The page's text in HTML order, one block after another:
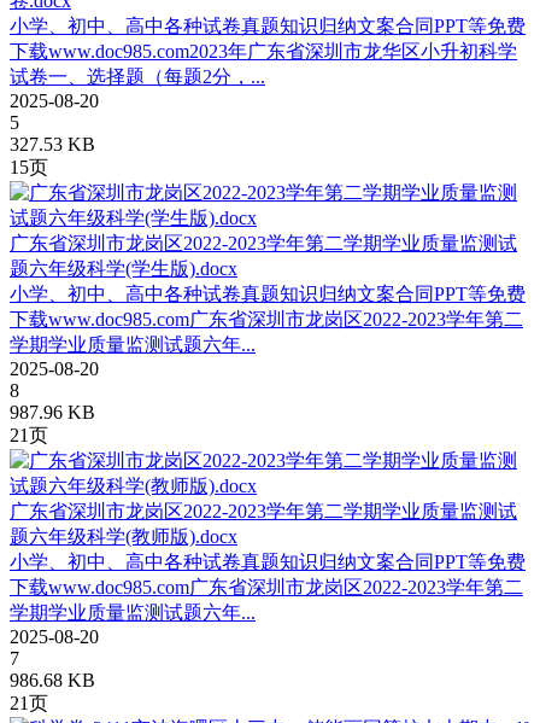
小学、初中、高中各种试卷真题知识归纳文案合同PPT等免费
下载www.doc985.com2023年广东省深圳市龙华区小升初科学
试卷一、选择题（每题2分，...
2025-08-20
5
327.53 KB
15页
广东省深圳市龙岗区2022-2023学年第二学期学业质量监测试
题六年级科学(学生版).docx
小学、初中、高中各种试卷真题知识归纳文案合同PPT等免费
下载www.doc985.com广东省深圳市龙岗区2022-2023学年第二
学期学业质量监测试题六年...
2025-08-20
8
987.96 KB
21页
广东省深圳市龙岗区2022-2023学年第二学期学业质量监测试
题六年级科学(教师版).docx
小学、初中、高中各种试卷真题知识归纳文案合同PPT等免费
下载www.doc985.com广东省深圳市龙岗区2022-2023学年第二
学期学业质量监测试题六年...
2025-08-20
7
986.68 KB
21页